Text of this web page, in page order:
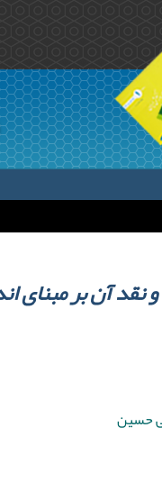
آن بر مبنای
حسین